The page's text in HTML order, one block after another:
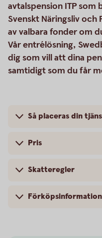
avtalspension ITP som
Svenskt Näringsliv
av valbara fonder om
Vår entrélösning,
dig som vill att dina
samtidigt som du får
Så placeras din
Pris
Skatteregler